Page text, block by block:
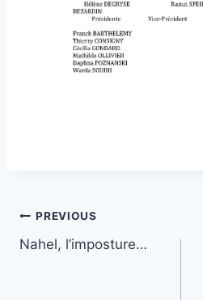
Post
navigation
PREVIOUS
Nahel, l’imposture…